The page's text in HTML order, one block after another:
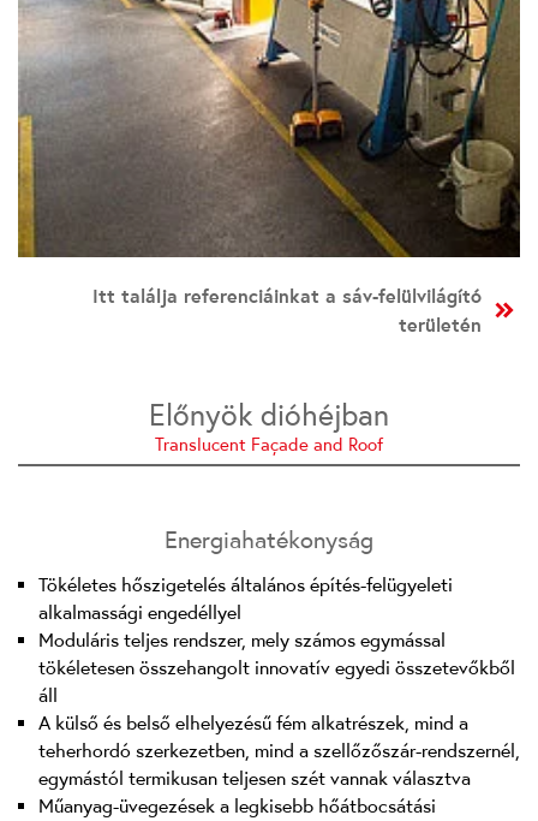
Itt találja referenciáinkat a sáv-felülvilágító
területén
Előnyök dióhéjban
Translucent Façade and Roof
Energiahatékonyság
Tökéletes hőszigetelés általános építés-felügyeleti
alkalmassági engedéllyel
Moduláris teljes rendszer, mely számos egymással
tökéletesen összehangolt innovatív egyedi összetevőkből
áll
A külső és belső elhelyezésű fém alkatrészek, mind a
teherhordó szerkezetben, mind a szellőzőszár-rendszernél,
egymástól termikusan teljesen szét vannak választva
Műanyag-üvegezések a legkisebb hőátbocsátási